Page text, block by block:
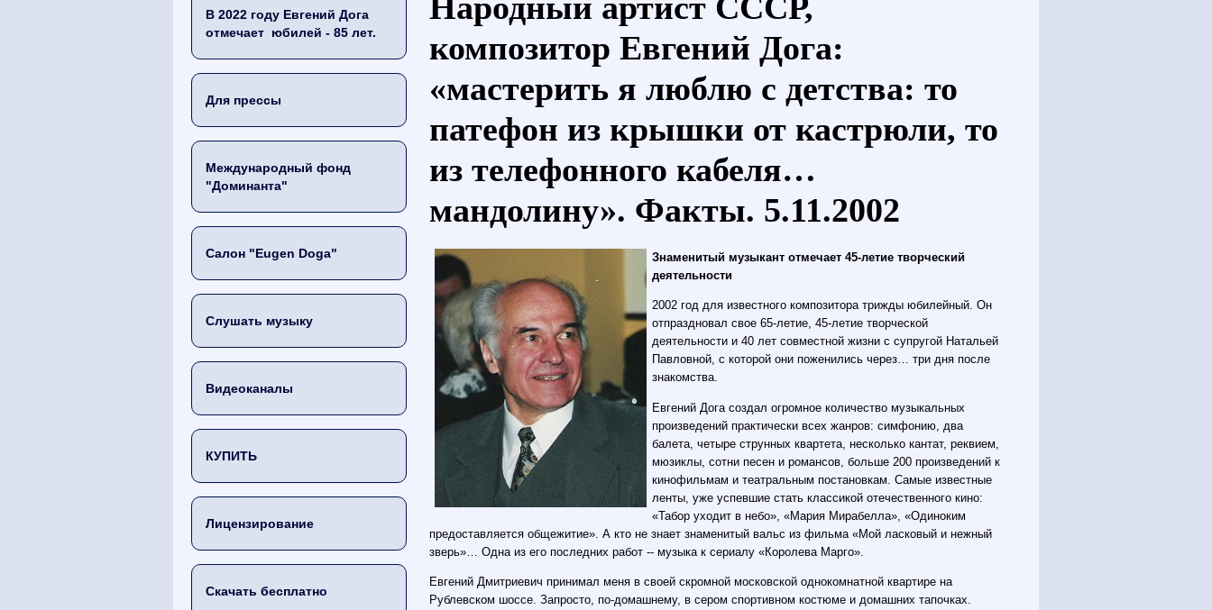
В 2022 году Евгений Дога
отмечает юбилей - 85 лет.
Для прессы
Международный фонд
"Доминанта"
Салон "Eugen Doga"
Слушать музыку
Видеоканалы
КУПИТЬ
Лицензирование
Скачать бесплатно
композитор Евгений Дога:
«мастерить я люблю с детства: то
патефон из крышки от кастрюли, то
из телефонного кабеля…
мандолину». Факты. 5.11.2002
Знаменитый музыкант отмечает 45-летие творческий
деятельности
2002 год для известного композитора трижды юбилейный. Он
отпраздновал свое 65-летие, 45-летие творческой
деятельности и 40 лет совместной жизни с супругой Натальей
Павловной, с которой они поженились через… три дня после
знакомства.
Евгений Дога создал огромное количество музыкальных
произведений практически всех жанров: симфонию, два
балета, четыре струнных квартета, несколько кантат, реквием,
мюзиклы, сотни песен и романсов, больше 200 произведений к
кинофильмам и театральным постановкам. Самые известные
ленты, уже успевшие стать классикой отечественного кино:
«Табор уходит в небо», «Мария Мирабелла», «Одиноким
предоставляется общежитие». А кто не знает знаменитый вальс из фильма «Мой ласковый и нежный
зверь»… Одна из его последних работ -- музыка к сериалу «Королева Марго».
Евгений Дмитриевич принимал меня в своей скромной московской однокомнатной квартире на
Рублевском шоссе. Запросто, по-домашнему, в сером спортивном костюме и домашних тапочках.